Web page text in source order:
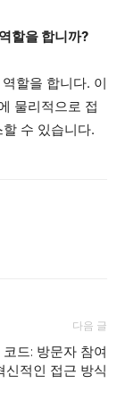
할을 합니까?
할을 합니다. 이
물리적으로 접
수 있습니다.
다음 글
드: 방문자 참여
신적인 접근 방식